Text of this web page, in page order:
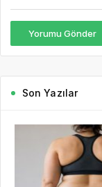
Yorumu Gönder
Son Yazılar